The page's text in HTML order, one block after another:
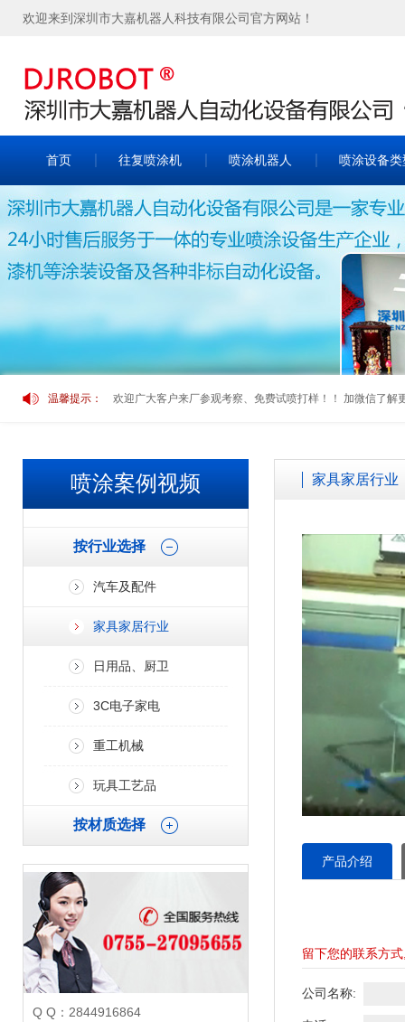
欢迎来到深圳市大嘉机器人科技有限公司官方网站！
首页 往复喷涂机 喷涂机器人 喷涂设备类
温馨提示：
欢迎广大客户来厂参观考察、免费试喷打样！！ 加微信了
喷涂案例视频
按行业选择
汽车及配件
家具家居行业
日用品、厨卫
3C电子家电
重工机械
玩具工艺品
按材质选择
Q Q：2844916864
家具家居行业
产品介绍
留下您的联系方
公司名称: